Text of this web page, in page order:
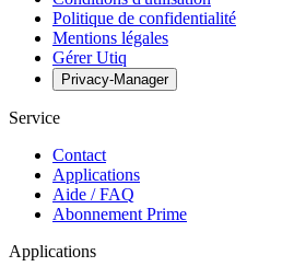
Politique de confidentialité
Mentions légales
Gérer Utiq
Privacy-Manager
Service
Contact
Applications
Aide / FAQ
Abonnement Prime
Applications